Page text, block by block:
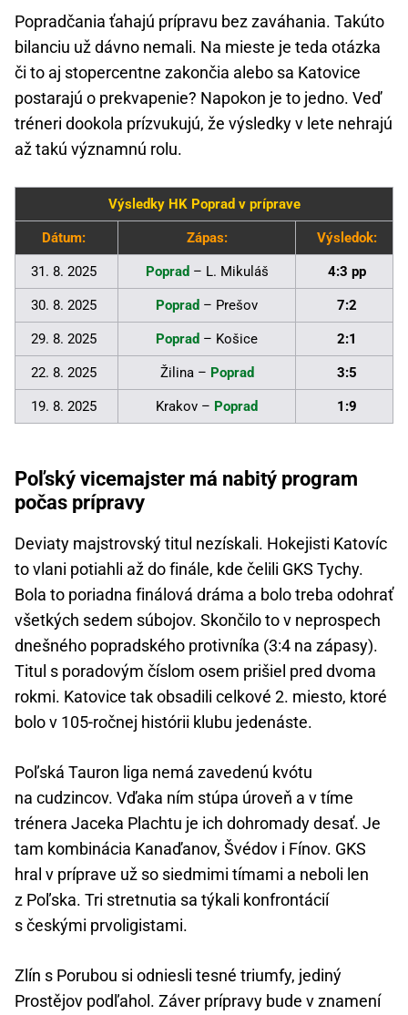
Popradčania ťahajú prípravu bez zaváhania. Takúto
bilanciu už dávno nemali. Na mieste je teda otázka
či to aj stopercentne zakončia alebo sa Katovice
postarajú o prekvapenie? Napokon je to jedno. Veď
tréneri dookola prízvukujú, že výsledky v lete nehrajú
až takú významnú rolu.
Výsledky HK Poprad v príprave
Dátum: Zápas: Výsledok:
31. 8. 2025 Poprad – L. Mikuláš 4:3 pp
30. 8. 2025 Poprad – Prešov 7:2
29. 8. 2025 Poprad – Košice 2:1
22. 8. 2025 Žilina – Poprad 3:5
19. 8. 2025 Krakov – Poprad 1:9
Poľský vicemajster má nabitý program
počas prípravy
Deviaty majstrovský titul nezískali. Hokejisti Katovíc
to vlani potiahli až do finále, kde čelili GKS Tychy.
Bola to poriadna finálová dráma a bolo treba odohrať
všetkých sedem súbojov. Skončilo to v neprospech
dnešného popradského protivníka (3:4 na zápasy).
Titul s poradovým číslom osem prišiel pred dvoma
rokmi. Katovice tak obsadili celkové 2. miesto, ktoré
bolo v 105-ročnej histórii klubu jedenáste.
Poľská Tauron liga nemá zavedenú kvótu
na cudzincov. Vďaka ním stúpa úroveň a v tíme
trénera Jaceka Plachtu je ich dohromady desať. Je
tam kombinácia Kanaďanov, Švédov i Fínov. GKS
hral v príprave už so siedmimi tímami a neboli len
z Poľska. Tri stretnutia sa týkali konfrontácií
s českými prvoligistami.
Zlín s Porubou si odniesli tesné triumfy, jediný
Prostějov podľahol. Záver prípravy bude v znamení